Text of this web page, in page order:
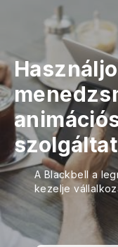
A Blackbell a
kezelje